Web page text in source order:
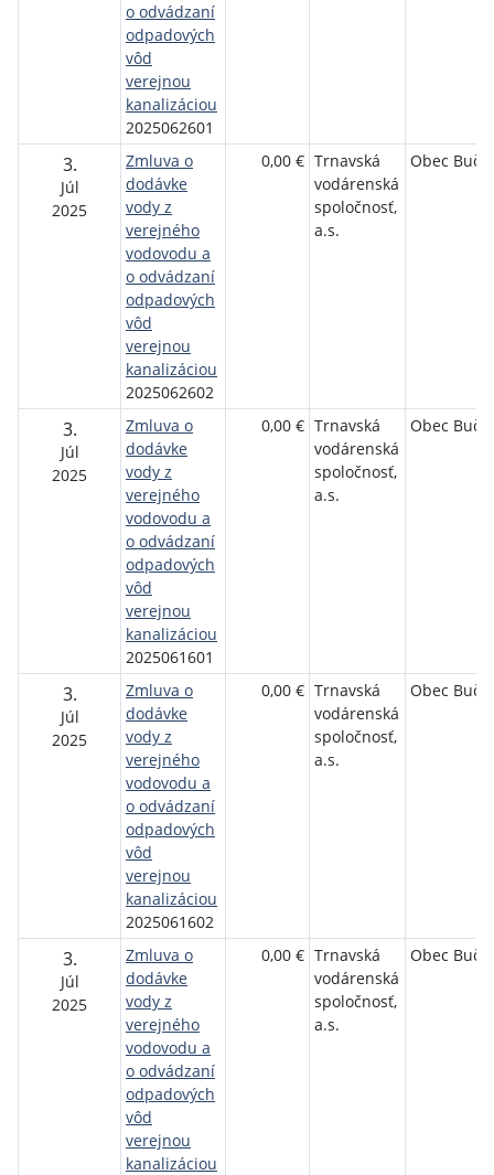
o odvádzaní
odpadových
vôd
verejnou
kanalizáciou
2025062601
3.
Júl
2025
Zmluva o
dodávke
vody z
verejného
vodovodu a
o odvádzaní
odpadových
vôd
verejnou
kanalizáciou
2025062602
0,00 € Trnavská
vodárenská
spoločnosť,
a.s.
Obec
3.
Júl
2025
Zmluva o
dodávke
vody z
verejného
vodovodu a
o odvádzaní
odpadových
vôd
verejnou
kanalizáciou
2025061601
0,00 € Trnavská
vodárenská
spoločnosť,
a.s.
Obec
3.
Júl
2025
Zmluva o
dodávke
vody z
verejného
vodovodu a
o odvádzaní
odpadových
vôd
verejnou
kanalizáciou
2025061602
0,00 € Trnavská
vodárenská
spoločnosť,
a.s.
Obec
3.
Júl
2025
Zmluva o
dodávke
vody z
verejného
vodovodu a
o odvádzaní
odpadových
vôd
verejnou
kanalizáciou
0,00 € Trnavská
vodárenská
spoločnosť,
a.s.
Obec